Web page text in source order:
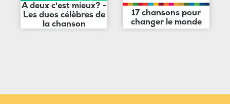
A deux c'est mieux? -
Les duos célèbres de
la chanson
17 chansons pour
changer le monde